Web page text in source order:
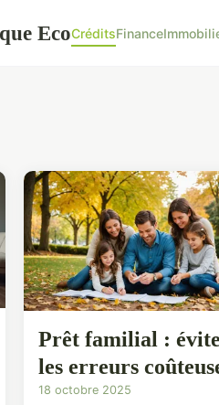
EcoCréditsFinance
Prêt familial :
les erreurs
18 octobre 2025